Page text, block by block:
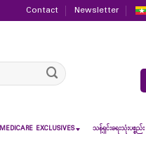
Contact Newsletter
MEDICARE EXCLUSIVES သန့်ရှင်းရေးသုံးပစ္စည်း